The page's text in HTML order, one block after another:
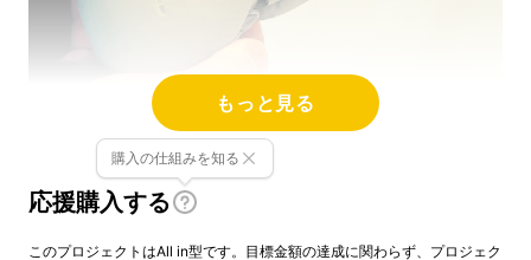
クシャクシャっとしまえます。
もっと見る
応援購入する
購入の仕組みを知る
このプロジェクトはAll in型です。目標金額の達成に関わらず、プロジェク